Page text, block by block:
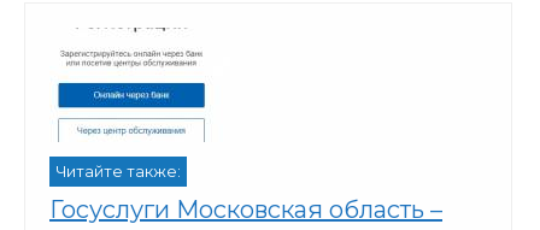
Читайте также:
Госуслуги Московская область –